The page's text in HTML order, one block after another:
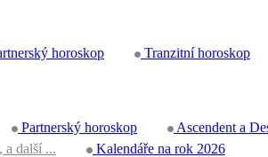
horoskop Tranzitní horoskop
Partnerský horoskop Ascendent a
další ...
Kalendáře na rok 2026